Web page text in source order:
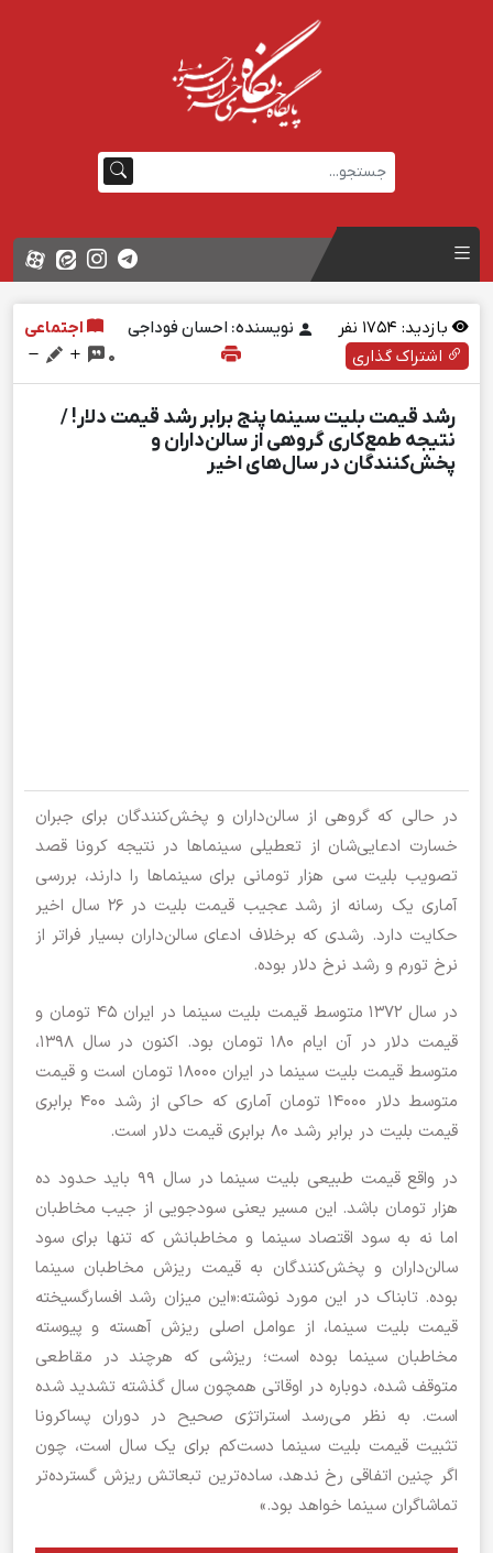
بازدید: نفر نویسنده: احسان فوداجی
اجتماعی
اشتراک گذاری
0
رشد قیمت بلیت سینما پنج برابر رشد قیمت دلار! /
نتیجه طمع‌کاری گروهی از سالن‌داران و
پخش‌کنندگان در سال‌های اخیر
در حالی که گروهی از سالن‌داران و پخش‌کنندگان برای جبران
خسارت ادعایی‌شان از تعطیلی سینماها در نتیجه کرونا قصد
تصویب بلیت سی هزار تومانی برای سینماها را دارند، بررسی
آماری یک رسانه از رشد عجیب قیمت بلیت در ۲۶ سال اخیر
حکایت دارد. رشدی که برخلاف ادعای سالن‌داران بسیار فراتر از
نرخ تورم و رشد نرخ دلار بوده.
در سال ۱۳۷۲ متوسط قیمت بلیت سینما در ایران ۴۵ تومان و
قیمت دلار در آن ایام ۱۸۰ تومان بود. اکنون در سال ۱۳۹۸،
متوسط قیمت بلیت سینما در ایران ۱۸۰۰۰ تومان است و قیمت
متوسط دلار ۱۴۰۰۰ تومان آماری که حاکی از رشد ۴۰۰ برابری
قیمت بلیت در برابر رشد ۸۰ برابری قیمت دلار است.
در واقع قیمت طبیعی بلیت سینما در سال ۹۹ باید حدود ده
هزار تومان باشد. این مسیر یعنی سودجویی از جیب مخاطبان
اما نه به سود اقتصاد سینما و مخاطبانش که تنها برای سود
سالن‌داران و پخش‌کنندگان به قیمت ریزش مخاطبان سینما
بوده. تابناک در این مورد نوشته:«این میزان رشد افسارگسیخته
قیمت بلیت سینما، از عوامل اصلی ریزش آهسته و پیوسته
مخاطبان سینما بوده است؛ ریزشی که هرچند در مقاطعی
متوقف شده، دوباره در اوقاتی همچون سال گذشته تشدید شده
است. به نظر می‌رسد استراتژی صحیح در دوران پساکرونا
تثبیت قیمت بلیت سینما دست‌کم برای یک سال است، چون
اگر چنین اتفاقی رخ ندهد، ساده‌ترین تبعاتش ریزش گسترده‌تر
تماشاگران سینما خواهد بود.»